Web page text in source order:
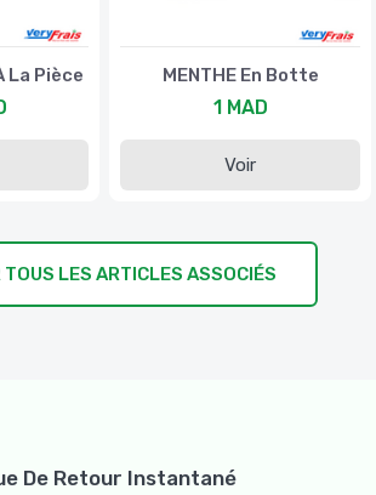
La Pièce MENTHE En Botte
1 MAD
Voir
TOUS LES ARTICLES ASSOCIÉS
De Retour Instantané